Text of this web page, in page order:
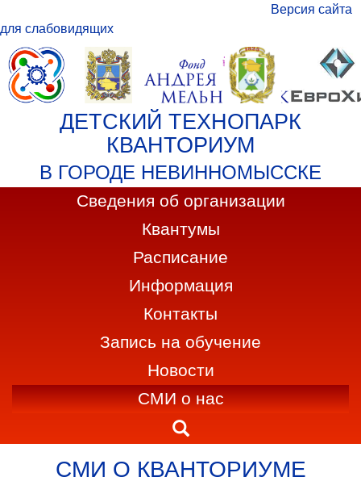
Версия сайта
для слабовидящих
ДЕТСКИЙ ТЕХНОПАРК
КВАНТОРИУМ
В ГОРОДЕ НЕВИННОМЫССКЕ
Сведения об организации
Квантумы
Расписание
Информация
Контакты
Запись на обучение
Новости
СМИ о нас
СМИ О КВАНТОРИУМЕ